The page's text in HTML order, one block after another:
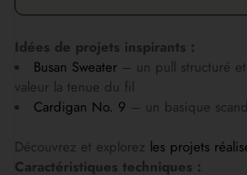
Idées de projets inspirants :
Busan Sweater – un pull structuré
valeur la tenue du fil
Cardigan No. 9 – un basique
Découvrez et explorez les projets
Caractéristiques techniques :